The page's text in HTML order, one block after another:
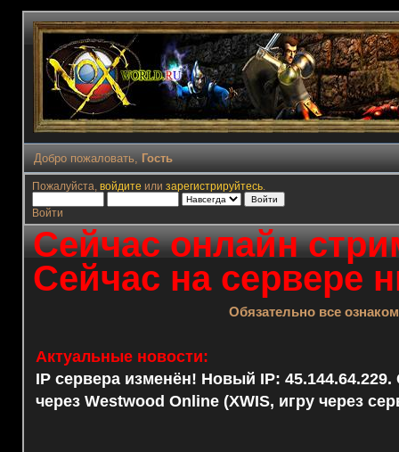
Добро пожаловать, Гость
Пожалуйста, войдите или зарегистрируйтесь.
Войти
Сейчас онлайн
Сейчас на сервере
Обязательно все
Актуальные новости:
IP сервера изменён! Новый IP: 45.144.64.229.
через Westwood Online (XWIS, игру через